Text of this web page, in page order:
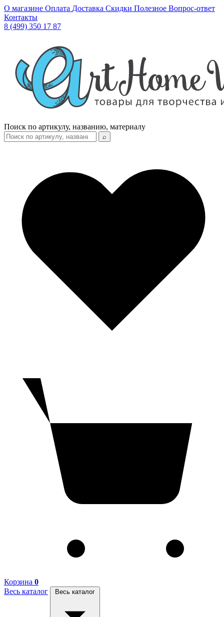
О магазине Оплата Доставка Скидки Полезное Вопрос-ответ
Контакты
8 (499) 350 17 87
Поиск по артикулу, названию, материалу
⌕
Корзина 0
Весь каталог
Весь каталог